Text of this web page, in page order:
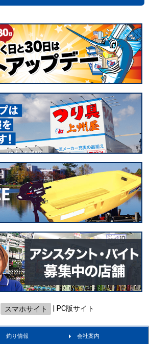
スマホサイト PC版サイト
釣り情報 会社案内